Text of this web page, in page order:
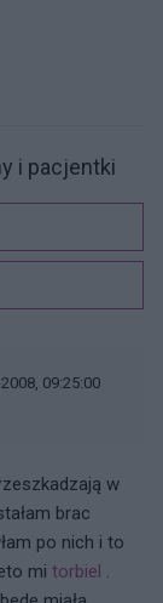
i pacjentki
09:25:00
w
brac
po nich i to
mi torbiel .